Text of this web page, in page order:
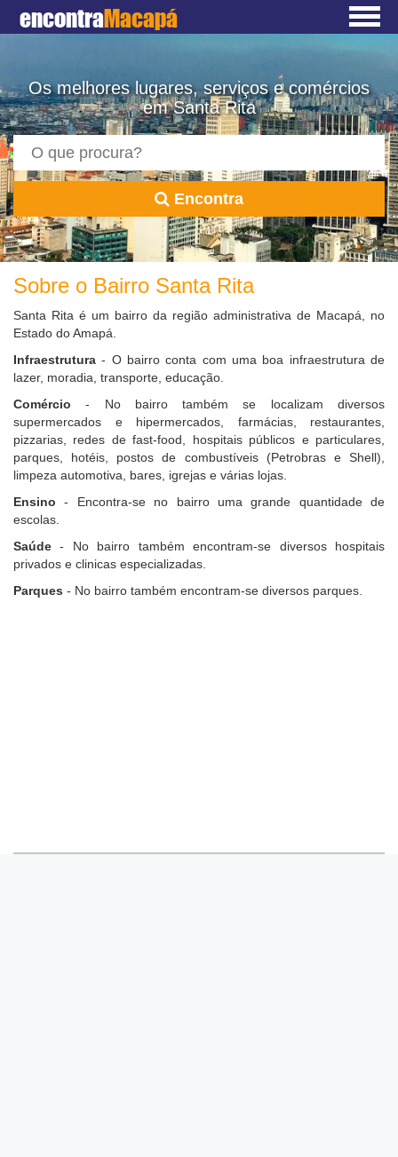
encontraMacapá
Os melhores lugares, serviços e comércios
em Santa Rita
Encontra
Sobre o Bairro Santa Rita
Santa Rita é um bairro da região administrativa de Macapá, no
Estado do Amapá.
Infraestrutura - O bairro conta com uma boa infraestrutura de
lazer, moradia, transporte, educação.
Comércio - No bairro também se localizam diversos
supermercados e hipermercados, farmácias, restaurantes,
pizzarias, redes de fast-food, hospitais públicos e particulares,
parques, hotéis, postos de combustíveis (Petrobras e Shell),
limpeza automotiva, bares, igrejas e várias lojas.
Ensino - Encontra-se no bairro uma grande quantidade de
escolas.
Saúde - No bairro também encontram-se diversos hospitais
privados e clinicas especializadas.
Parques - No bairro também encontram-se diversos parques.